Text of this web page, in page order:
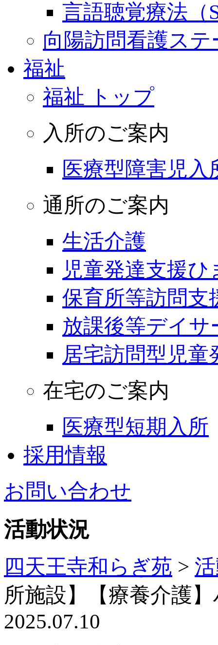
言語聴覚療法（
向陽訪問看護ス
福祉
福祉 トップ
入所のご案内
医療型障害児
通所のご案内
生活介護
児童発達支援ひ
保育所等訪問支
放課後等デイサ
居宅訪問型児童
在宅のご案内
医療型短期入所
採用情報
お問い合わせ
活動状況
四天王寺和らぎ苑 >
所施設】【療養介護
2025.07.10